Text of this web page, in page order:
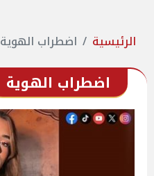
الرئيسية اضطراب الهوية
اضطراب الهوية